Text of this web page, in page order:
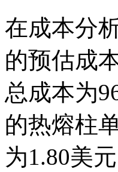
在成本分
的预估成
总成本为
的热熔柱
为1.80美